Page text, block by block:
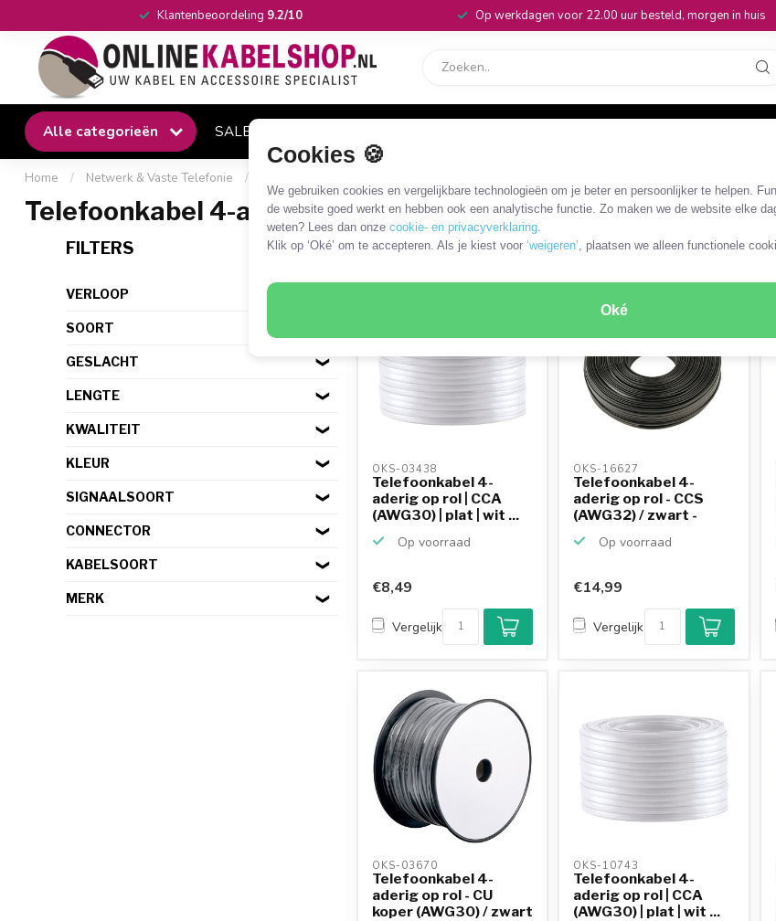
Cookies 🍪
We gebruiken cookies en vergelijkbare technologieën om je beter en persoonlijker te helpen.
de website goed werkt en hebben ook een analytische functie. Zo maken we de website elke
weten? Lees dan onze cookie- en privacyverklaring.
Klik op ‘Oké’ om te accepteren. Als je kiest voor ‘weigeren’, plaatsen we alleen functionele
Oké
Klantenbeoordeling 9.2/10 Op werkdagen voor 22.00 uur besteld, morgen in huis
Alle categorieën SALE
Home / Netwerk & Vaste Telefonie /
Telefoonkabel 4-aderig per rol
FILTERS
VERLOOP
SOORT
GESLACHT
LENGTE
KWALITEIT
KLEUR
SIGNAALSOORT
CONNECTOR
KABELSOORT
MERK
18 PRODUCTEN
OKS-03438
Telefoonkabel 4-
aderig op rol | CCA
(AWG30) | plat | wit ...
Op voorraad
€8,49
Vergelijk
OKS-16627
Telefoonkabel 4-
aderig op rol - CCS
(AWG32) / zwart -
Op voorraad
€14,99
Vergelijk
OKS-03670
Telefoonkabel 4-
aderig op rol - CU
koper (AWG30) / zwart
OKS-10743
Telefoonkabel 4-
aderig op rol | CCA
(AWG30) | plat | wit ...